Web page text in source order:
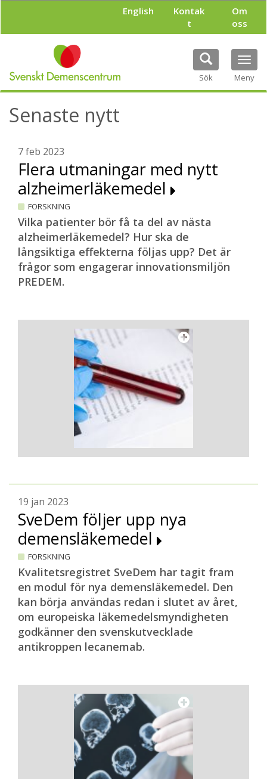
l
English
Kontak
t
Om
oss
Sök Meny
Senaste nytt
7 feb 2023
Flera utmaningar med nytt
alzheimerläkemedel
FORSKNING
Vilka patienter bör få ta del av nästa
alzheimerläkemedel? Hur ska de
långsiktiga effekterna följas upp? Det är
frågor som engagerar innovationsmiljön
PREDEM.
19 jan 2023
SveDem följer upp nya
demensläkemedel
FORSKNING
Kvalitetsregistret SveDem har tagit fram
en modul för nya demensläkemedel. Den
kan börja användas redan i slutet av året,
om europeiska läkemedelsmyndigheten
godkänner den svenskutvecklade
antikroppen lecanemab.